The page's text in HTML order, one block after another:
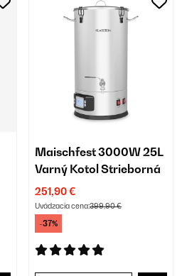
Maischfest 3000W 25L
Varný Kotol Strieborná
251,90 €
Uvádzacia cena:399,90 €
-37%